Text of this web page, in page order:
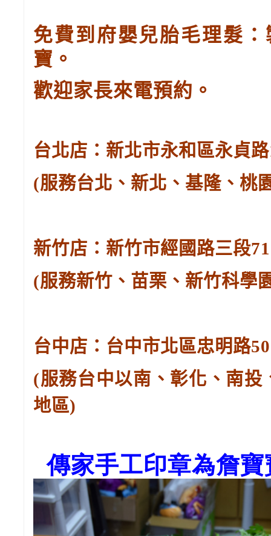
免費到府嬰兒胎毛理髮
寶。
歡迎家長來電預約。
台北店：新北市永和區永貞
(服務台北、新北、基隆、桃
新竹店：新竹市經國路三段
(服務新竹、苗栗、新竹科學
台中店：台中市北區忠明路
(服務台中以南、彰化、南
地區)
傳家手工印章為詹寶